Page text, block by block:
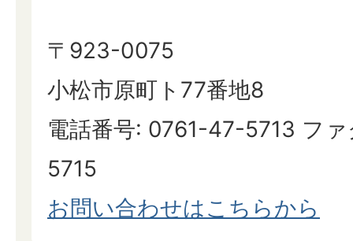
〒923-0075
小松市原町ト77番地8
電話番号: 0761-47-5713 フ
5715
お問い合わせはこちらから